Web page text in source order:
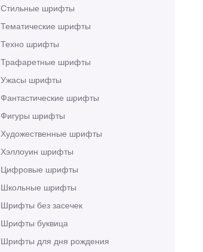
Стильные шрифты
Тематические шрифты
Техно шрифты
Трафаретные шрифты
Ужасы шрифты
Фантастические шрифты
Фигуры шрифты
Художественные шрифты
Хэллоуин шрифты
Цифровые шрифты
Школьные шрифты
Шрифты без засечек
Шрифты буквица
Шрифты для дня рождения